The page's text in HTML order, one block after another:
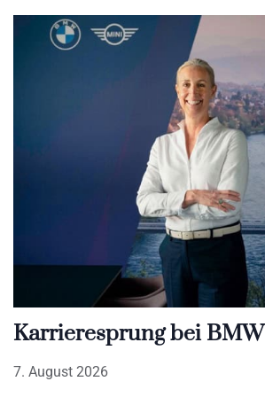
Karrieresprung bei BMW
7. August 2026